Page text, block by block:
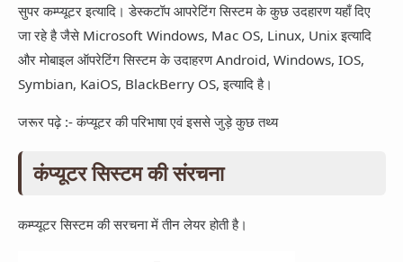
सुपर कम्प्यूटर इत्यादि। डेस्कटॉप आपरेटिंग सिस्टम के कुछ उदहारण यहाँ दिए
जा रहे है जैसे Microsoft Windows, Mac OS, Linux, Unix इत्यादि
और मोबाइल ऑपरेटिंग सिस्टम के उदाहरण Android, Windows, IOS,
Symbian, KaiOS, BlackBerry OS, इत्यादि है।
जरूर पढ़े :- कंप्यूटर की परिभाषा एवं इससे जुड़े कुछ तथ्य
कंप्यूटर सिस्टम की संरचना
कम्प्यूटर सिस्टम की सरचना में तीन लेयर होती है।